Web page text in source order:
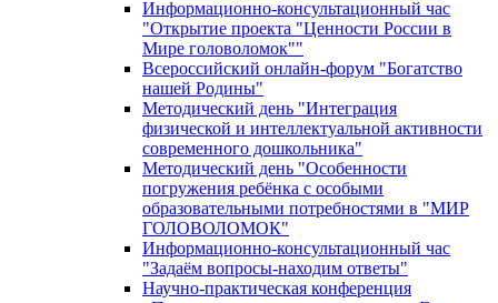
Информационно-консультационный час
"Открытие проекта "Ценности России в
Мире головоломок""
Всероссийский онлайн-форум "Богатство
нашей Родины"
Методический день "Интеграция
физической и интеллектуальной активности
современного дошкольника"
Методический день "Особенности
погружения ребёнка с особыми
образовательными потребностями в "МИР
ГОЛОВОЛОМОК"
Информационно-консультационный час
"Задаём вопросы-находим ответы"
Научно-практическая конференция